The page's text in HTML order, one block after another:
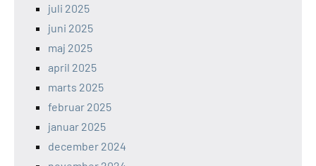
juli 2025
juni 2025
maj 2025
april 2025
marts 2025
februar 2025
januar 2025
december 2024